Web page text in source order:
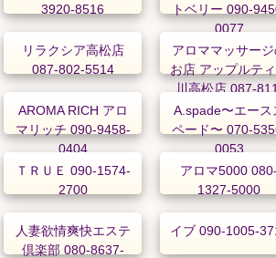
3920-8516
トベリー 090-
0077
リラクシア高松店
087-802-5514
アロママッサー
お店 アップルテ
川高松店 087-
7667
AROMA RICH アロ
マリッチ 090-9458-
0404
A.spade〜エース
ペード〜 070-
0053
ＴＲＵＥ 090-1574-
2700
アロマ5000 080-
1327-5000
人妻欲情爽快エステ
倶楽部 080-8637-
イブ 090-1005-